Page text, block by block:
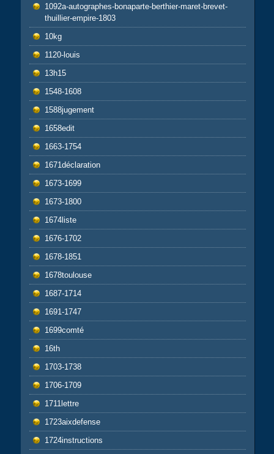
1092a-autographes-bonaparte-berthier-maret-brevet-
thuillier-empire-1803
10kg
1120-louis
13h15
1548-1608
1588jugement
1658edit
1663-1754
1671déclaration
1673-1699
1673-1800
1674liste
1676-1702
1678-1851
1678toulouse
1687-1714
1691-1747
1699comté
16th
1703-1738
1706-1709
1711lettre
1723aixdefense
1724instructions